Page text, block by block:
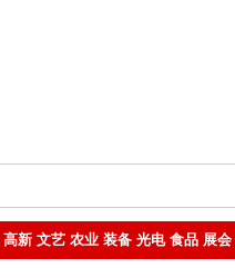
高新 文艺 农业 装备 光电 食品 展会